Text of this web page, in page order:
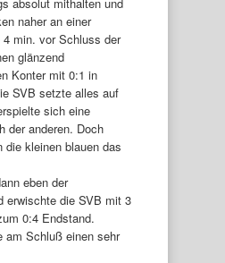
naher an einer
4 min. vor Schluss der
glänzend
Konter mit 0:1 in
SVB setzte alles auf
sich eine
der anderen. Doch
die kleinen blauen das
eben der
erwischte die SVB mit 3
0:4 Endstand.
am Schluß einen sehr